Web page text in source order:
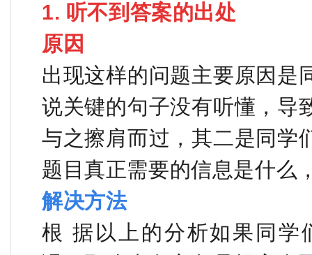
1. 听不到答案的出处
原因
出现这样的问题主要原因是
说关键的句子没有听懂，导
与之擦肩而过，其二是同学
题目真正需要的信息是什么
解决方法
根 据以上的分析如果同学